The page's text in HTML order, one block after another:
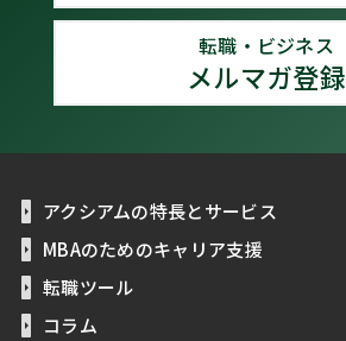
転職・ビジネス
メルマガ登録
アクシアムの特長とサービス
MBAのためのキャリア支援
転職ツール
コラム